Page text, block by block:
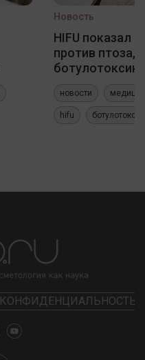
Новость
HIFU показал
против птоза,
новости
hifu ботулотоксин
КОНФИДЕНЦИАЛЬНОСТЬ